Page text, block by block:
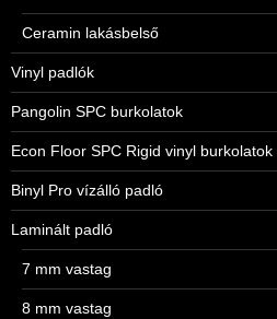
Ceramin lakásbelső
Vinyl padlók
Pangolin SPC burkolatok
Econ Floor SPC Rigid vinyl burkolatok
Binyl Pro vízálló padló
Laminált padló
7 mm vastag
8 mm vastag